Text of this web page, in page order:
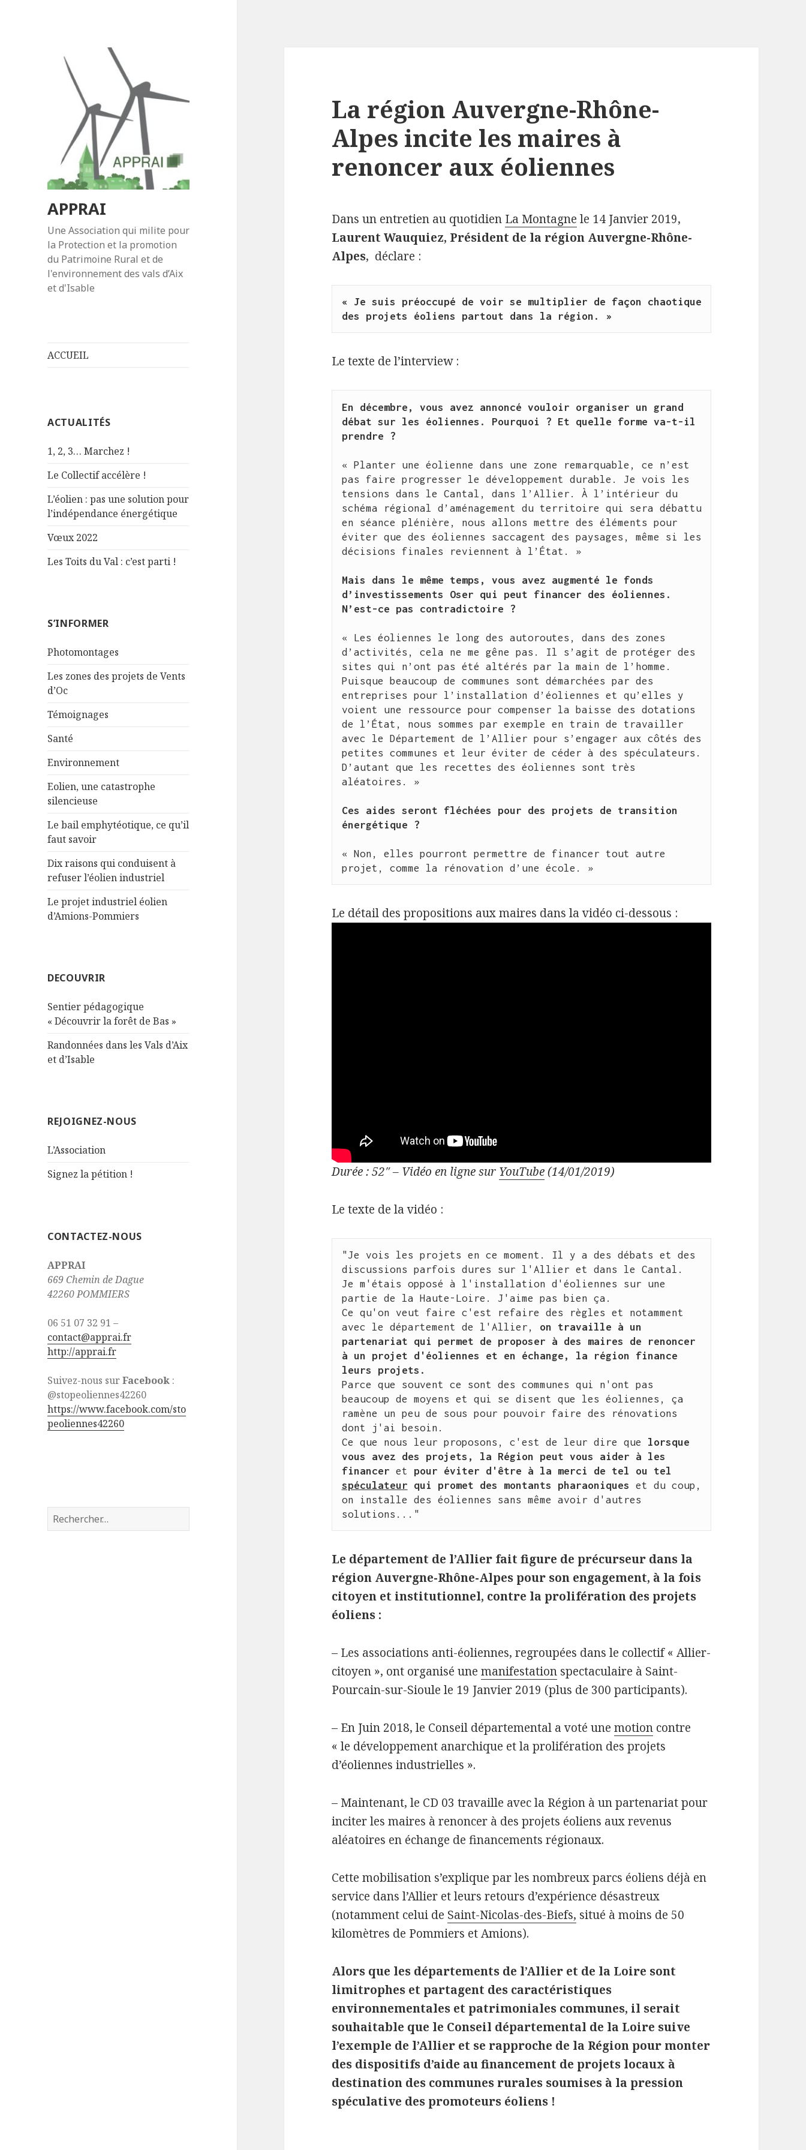
APPRAI
Une Association qui milite pour
la Protection et la promotion
du Patrimoine Rural et de
l'environnement des vals d’Aix
et d'Isable
ACCUEIL
ACTUALITÉS
1, 2, 3… Marchez !
Le Collectif accélère !
L’éolien : pas une solution pour
l’indépendance énergétique
Vœux 2022
Les Toits du Val : c’est parti !
S’INFORMER
Photomontages
Les zones des projets de Vents
d’Oc
Témoignages
Santé
Environnement
Eolien, une catastrophe
silencieuse
Le bail emphytéotique, ce qu’il
faut savoir
Dix raisons qui conduisent à
refuser l’éolien industriel
Le projet industriel éolien
d’Amions-Pommiers
DECOUVRIR
Sentier pédagogique
« Découvrir la forêt de Bas »
Randonnées dans les Vals d’Aix
et d’Isable
REJOIGNEZ-NOUS
L’Association
Signez la pétition !
CONTACTEZ-NOUS
APPRAI
669 Chemin de Dague
42260 POMMIERS
06 51 07 32 91 –
contact@apprai.fr
http://apprai.fr
Suivez-nous surFacebook :
@stopeoliennes42260
https://www.facebook.com/sto
peoliennes42260
Rechercher :
La région Auvergne-Rhône-
Alpes incite les maires à
renoncer aux éoliennes
Dans un entretien au quotidien La Montagne le 14 Janvier 2019,
Laurent Wauquiez, Président de la région Auvergne-Rhône-
Alpes, déclare :
« Je suis préoccupé de voir se multiplier de façon chaotique
des projets éoliens partout dans la région. »
Le texte de l’interview :
En décembre, vous avez annoncé vouloir organiser un grand
débat sur les éoliennes. Pourquoi ? Et quelle forme va-t-il
prendre ?
« Planter une éolienne dans une zone remarquable, ce n’est
pas faire progresser le développement durable. Je vois les
tensions dans le Cantal, dans l’Allier. À l’intérieur du
schéma régional d’aménagement du territoire qui sera débattu
en séance plénière, nous allons mettre des éléments pour
éviter que des éoliennes saccagent des paysages, même si les
décisions finales reviennent à l’État. »
Mais dans le même temps, vous avez augmenté le fonds
d’investissements Oser qui peut financer des éoliennes.
N’est-ce pas contradictoire ?
« Les éoliennes le long des autoroutes, dans des zones
d’activités, cela ne me gêne pas. Il s’agit de protéger des
sites qui n’ont pas été altérés par la main de l’homme.
Puisque beaucoup de communes sont démarchées par des
entreprises pour l’installation d’éoliennes et qu’elles y
voient une ressource pour compenser la baisse des dotations
de l’État, nous sommes par exemple en train de travailler
avec le Département de l’Allier pour s’engager aux côtés des
petites communes et leur éviter de céder à des spéculateurs.
D’autant que les recettes des éoliennes sont très
aléatoires. »
Ces aides seront fléchées pour des projets de transition
énergétique ?
« Non, elles pourront permettre de financer tout autre
projet, comme la rénovation d’une école. »
Le détail des propositions aux maires dans la vidéo ci-dessous :
Durée : 52″ – Vidéo en ligne sur YouTube(14/01/2019)
Le texte de la vidéo :
"Je vois les projets en ce moment. Il y a des débats et des
discussions parfois dures sur l'Allier et dans le Cantal.
Je m'étais opposé à l'installation d'éoliennes sur une
partie de la Haute-Loire. J'aime pas bien ça.
Ce qu'on veut faire c'est refaire des règles et notamment
avec le département de l'Allier, on travaille à un
partenariat qui permet de proposer à des maires de renoncer
à un projet d'éoliennes et en échange, la région finance
leurs projets.
Parce que souvent ce sont des communes qui n'ont pas
beaucoup de moyens et qui se disent que les éoliennes, ça
ramène un peu de sous pour pouvoir faire des rénovations
dont j'ai besoin.
Ce que nous leur proposons, c'est de leur dire que lorsque
vous avez des projets, la Région peut vous aider à les
financer et
spéculateur qui promet des montants pharaoniques et du coup,
on installe des éoliennes sans même avoir d'autres
solutions..."
Le département de l’Allier fait figure de précurseur dans la
région Auvergne-Rhône-Alpes pour son engagement, à la fois
citoyen et institutionnel, contre la prolifération des projets
éoliens :
– Les associations anti-éoliennes, regroupées dans le collectif « Allier-
citoyen », ont organisé unemanifestation spectaculaire à Saint-
Pourcain-sur-Sioule le 19 Janvier 2019 (plus de 300 participants).
– En Juin 2018, le Conseil départemental a voté unemotion contre
« le développement anarchique et la prolifération des projets
d’éoliennes industrielles ».
– Maintenant, le CD 03 travaille avec la Région à un partenariat pour
inciter les maires à renoncer à des projets éoliens aux revenus
aléatoires en échange de financements régionaux.
Cette mobilisation s’explique par les nombreux parcs éoliens déjà en
service dans l’Allier et leurs retours d’expérience désastreux
(notamment celui de Saint-Nicolas-des-Biefs, situé à moins de 50
kilomètres de Pommiers et Amions).
Alors que les départements de l’Allier et de la Loire sont
limitrophes et partagent des caractéristiques
environnementales et patrimoniales communes, il serait
souhaitable que le Conseil départemental de la Loire suive
l’exemple de l’Allier et se rapproche de la Région pour monter
des dispositifs d’aide au financement de projets locaux à
destination des communes rurales soumises à la pression
spéculative des promoteurs éoliens !